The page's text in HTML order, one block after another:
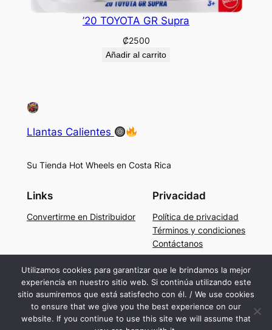
’20 TOYOTA GR Supra
₡2500
Añadir al carrito
Llantas Calientes
Su Tienda Hot Wheels en Costa Rica
Links
Convertirme en Distribuidor
Privacidad
Política de privacidad
Términos y condiciones
Contáctanos
Social
Facebook
Instagram
TikTok
Utilizamos cookies para garantizar que le brindamos la mejor
experiencia en nuestro sitio web. Si continúa utilizando este
sitio asumiremos que está satisfecho con él. / We use cookies
to ensure that we give you the best experience on our
website. If you continue to use this site we will assume that